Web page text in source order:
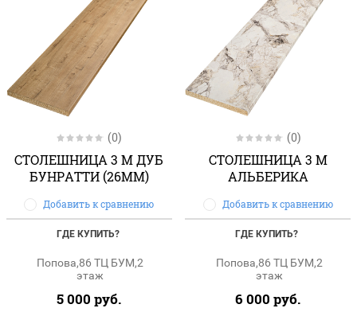
(0)
СТОЛЕШНИЦА 3 М ДУБ
БУНРАТТИ (26ММ)
Добавить к сравнению
ГДЕ КУПИТЬ?
Попова,86 ТЦ БУМ,2
этаж
5 000 руб.
(0)
СТОЛЕШНИЦА 3 М
АЛЬБЕРИКА
Добавить к сравнению
ГДЕ КУПИТЬ?
Попова,86 ТЦ БУМ,2
этаж
6 000 руб.